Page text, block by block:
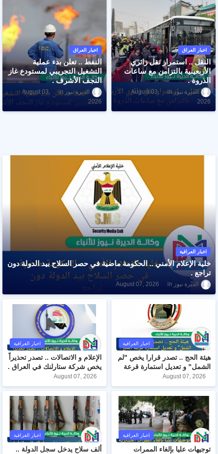
اخبار العراق
النقل .. استمرار نقل زائري
الأربعينية بالتزامن مع ساعات
الذروة .
الديرة نيوز
August 03,
2026
اخبار العراق
النفط .. تعلن بدء عملية
التشغيل التجريبي لمستودع غاز
النجف الأشرف .
الديرة نيوز
August 03,
2026
اخبار العراقية
خلية الإعلام الأمني .. الحكومة ماضية في حصر السلاح بيد الدولة دون
تراجع .
الديرة نيوز August 07, 2026
اخبار العراقية
هيئة الحج .. تصدر قرارا يخص "لم
الشمل" و تعديل استمارة قرعة
الحج .
August 07, 2026
اخبار العراقية
الإعلام و الاتصالات .. تصدر تحذيراً
يخص شركة ستارلنك في العراق .
August 07, 2026
اخبار العراقية
توجيهات عليا بإلغاء الممرات
اخبار العراقية
ألف سلاح يدخل سجل الدولة ..